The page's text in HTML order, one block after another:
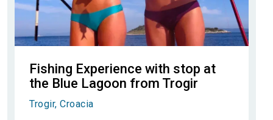
Fishing Experience with stop at
the Blue Lagoon from Trogir
Trogir, Croacia